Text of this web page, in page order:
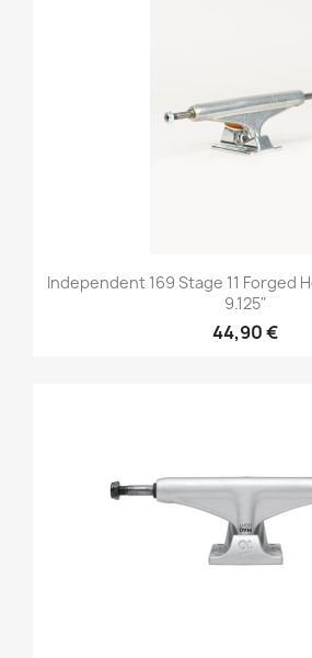
Independent 169 Stage 11 Forged
9.125"
44,90 €